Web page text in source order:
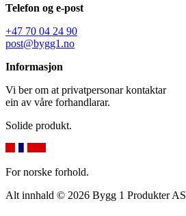
Telefon og e-post
+47 70 04 24 90
post@bygg1.no
Informasjon
Vi ber om at privatpersonar kontaktar
ein av våre forhandlarar.
Solide produkt.
For norske forhold.
Alt innhald © 2026 Bygg 1 Produkter AS